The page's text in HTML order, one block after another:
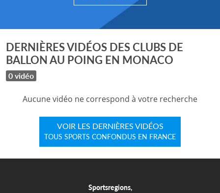
DERNIÈRES VIDÉOS DES CLUBS DE
BALLON AU POING EN MONACO
0 vidéo
Aucune vidéo ne correspond à votre recherche
VOIR LES DERNIÈRES VIDÉOS
TOUS SPORTS CONFONDUS EN FRANCE
Sportsregions,